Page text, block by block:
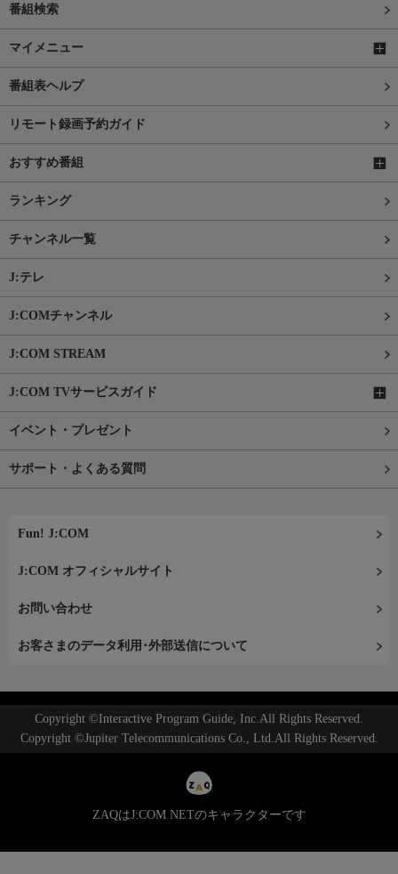
番組検索
マイメニュー
番組表ヘルプ
リモート録画予約ガイド
おすすめ番組
ランキング
チャンネル一覧
J:テレ
J:COMチャンネル
J:COM STREAM
J:COM TVサービスガイド
イベント・プレゼント
サポート・よくある質問
Fun! J:COM
J:COM オフィシャルサイト
お問い合わせ
お客さまのデータ利用･外部送信について
Copyright ©Interactive Program Guide, Inc.All Rights Reserved.
Copyright ©Jupiter Telecommunications Co., Ltd.All Rights Reserved.
ZAQはJ:COM NETのキャラクターです